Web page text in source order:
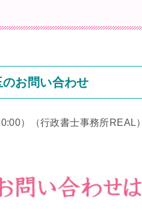
お問い合わせ
） （行政書士事務所REAL）